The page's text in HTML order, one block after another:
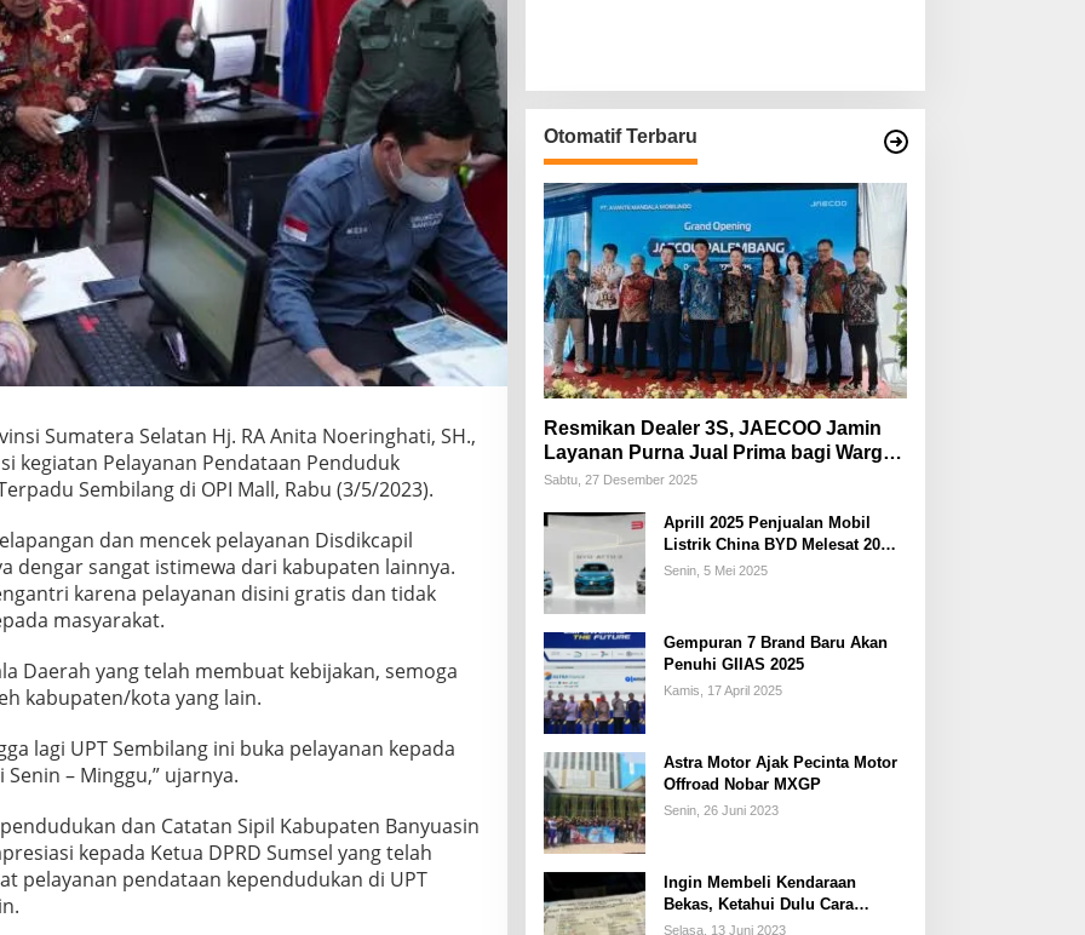
Sumatera Selatan Hj. RA Anita Noeringhati, SH.,
kegiatan Pelayanan Pendataan Penduduk
Sembilang di OPI Mall, Rabu (3/5/2023).
dan mencek pelayanan Disdikcapil
dengar sangat istimewa dari kabupaten lainnya.
karena pelayanan disini gratis dan tidak
masyarakat.
Daerah yang telah membuat kebijakan, semoga
kabupaten/kota yang lain.
lagi UPT Sembilang ini buka pelayanan kepada
– Minggu,” ujarnya.
dan Catatan Sipil Kabupaten Banyuasin
kepada Ketua DPRD Sumsel yang telah
pelayanan pendataan kependudukan di UPT
Otomatif Terbaru
Resmikan Dealer 3S, JAECOO Jamin
Layanan Purna Jual Prima bagi Warga
Palembang
Sabtu, 27 Desember 2025
Aprill 2025 Penjualan Mobil
Listrik China BYD Melesat 20
Persen
Senin, 5 Mei 2025
Gempuran 7 Brand Baru Akan
Penuhi GIIAS 2025
Kamis, 17 April 2025
Astra Motor Ajak Pecinta Motor
Offroad Nobar MXGP
Senin, 26 Juni 2023
Ingin Membeli Kendaraan
Bekas, Ketahui Dulu Cara
Membedakan STNK Palsu dan
Selasa, 13 Juni 2023